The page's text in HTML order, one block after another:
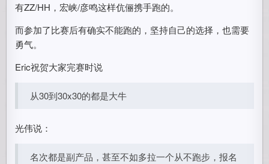
有ZZ/HH，宏峡/彦鸣这样伉俪携手跑的。
而参加了比赛后有确实不能跑的，坚持自己的选择，也需要
勇气。
Eric祝贺大家完赛时说
从30到30x30的都是大牛
光伟说：
名次都是副产品，甚至不如多拉一个从不跑步，报名